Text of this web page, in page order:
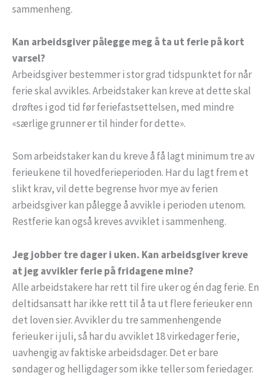
sammenheng.
Kan arbeidsgiver pålegge meg å ta ut ferie på kort
varsel?
Arbeidsgiver bestemmer i stor grad tidspunktet for når
ferie skal avvikles. Arbeidstaker kan kreve at dette skal
drøftes i god tid før feriefastsettelsen, med mindre
«særlige grunner er til hinder for dette».
Som arbeidstaker kan du kreve å få lagt minimum tre av
ferieukene til hovedferieperioden. Har du lagt frem et
slikt krav, vil dette begrense hvor mye av ferien
arbeidsgiver kan pålegge å avvikle i perioden utenom.
Restferie kan også kreves avviklet i sammenheng.
Jeg jobber tre dager i uken. Kan arbeidsgiver kreve
at jeg avvikler ferie på fridagene mine?
Alle arbeidstakere har rett til fire uker og én dag ferie. En
deltidsansatt har ikke rett til å ta ut flere ferieuker enn
det loven sier. Avvikler du tre sammenhengende
ferieuker i juli, så har du avviklet 18 virkedager ferie,
uavhengig av faktiske arbeidsdager. Det er bare
søndager og helligdager som ikke teller som feriedager.